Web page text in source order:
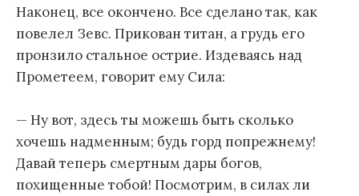
Наконец, все окончено. Все сделано так, как
повелел Зевс. Прикован титан, а грудь его
пронзило стальное острие. Издеваясь над
Прометеем, говорит ему Сила:
— Ну вот, здесь ты можешь быть сколько
хочешь надменным; будь горд попрежнему!
Давай теперь смертным дары богов,
похищенные тобой! Посмотрим, в силах ли